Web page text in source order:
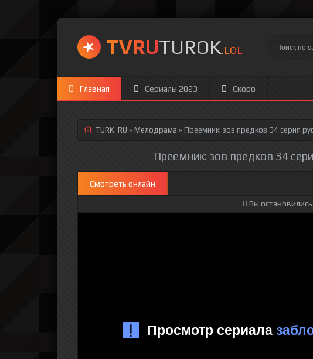
TVRUTUROK.LOL
Главная Сериалы 2023 Скоро
TURK-RU » Мелодрама » Преемник: зов предков 34 серия
Преемник: зов предков 34
Смотреть онлайн
Вы